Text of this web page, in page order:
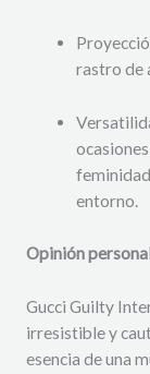
rastro de
entorno.
Opinión
Gucci Guilty
irresistible y
esencia de una